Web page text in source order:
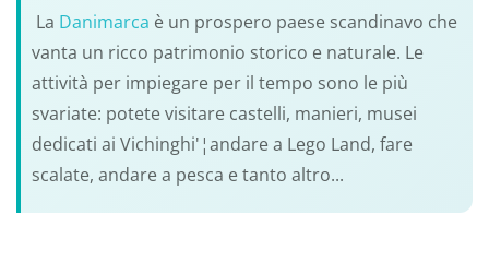
La Danimarca è un prospero paese scandinavo che
vanta un ricco patrimonio storico e naturale. Le
attività per impiegare per il tempo sono le più
svariate: potete visitare castelli, manieri, musei
dedicati ai Vichinghi'¦andare a Lego Land, fare
scalate, andare a pesca e tanto altro...